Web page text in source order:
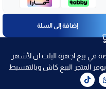
إضافة إلى السلة
في بيع اجهزة البلت ان لأشهر
المتجر البيع كاش وبالتقسيط